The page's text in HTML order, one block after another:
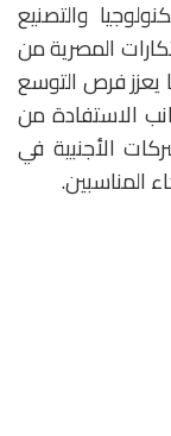
والتصنيع
المصرية من
يعزز فرص التوسع
الاستفادة من
الأجنبية في
المناسبين.